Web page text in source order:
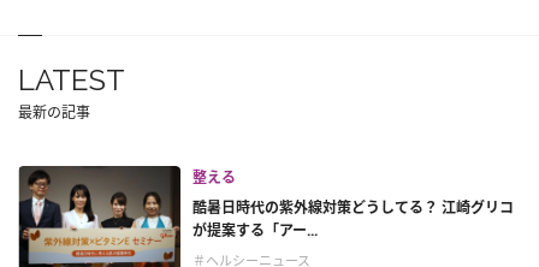
LATEST
最新の記事
整える
酷暑日時代の紫外線対策どうしてる？ 江崎グリコ
が提案する「アー...
＃ヘルシーニュース